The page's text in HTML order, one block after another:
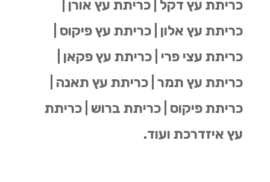
כריתת עץ דקל | כריתת עץ אורן |
כריתת עץ אלון | כריתת עץ פיקוס |
כריתת עצי פרי | כריתת עץ פקאן |
כריתת עץ תמר | כריתת עץ תאנה |
כריתת פיקוס | כריתת ברוש | כריתת
עץ איזדרכת ועוד.